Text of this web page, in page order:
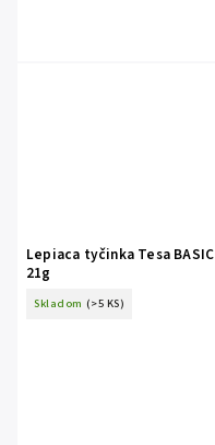
Lepiaca tyčinka Tesa BASIC
21g
Skladom (>5 KS)